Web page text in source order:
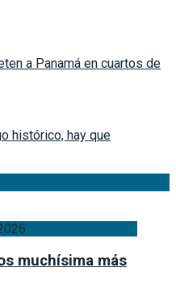
a Panamá en cuartos de
histórico, hay que
muchísima más